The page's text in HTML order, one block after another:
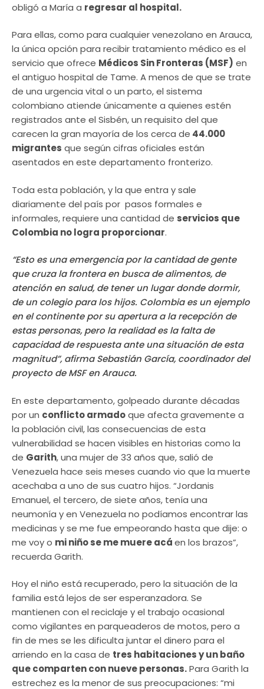
obligó a María a regresar al hospital.
Para ellas, como para cualquier venezolano en Arauca,
la única opción para recibir tratamiento médico es el
servicio que ofrece Médicos Sin Fronteras (MSF) en
el antiguo hospital de Tame. A menos de que se trate
de una urgencia vital o un parto, el sistema
colombiano atiende únicamente a quienes estén
registrados ante el Sisbén, un requisito del que
carecen la gran mayoría de los cerca de 44.000
migrantes que según cifras oficiales están
asentados en este departamento fronterizo.
Toda esta población, y la que entra y sale
diariamente del país por pasos formales e
informales, requiere una cantidad de servicios que
Colombia no logra proporcionar.
“Esto es una emergencia por la cantidad de gente
que cruza la frontera en busca de alimentos, de
atención en salud, de tener un lugar donde dormir,
de un colegio para los hijos. Colombia es un ejemplo
en el continente por su apertura a la recepción de
estas personas, pero la realidad es la falta de
capacidad de respuesta ante una situación de esta
magnitud”, afirma Sebastián García, coordinador del
proyecto de MSF en Arauca.
En este departamento, golpeado durante décadas
por un conflicto armadoque afecta gravemente a
la población civil, las consecuencias de esta
vulnerabilidad se hacen visibles en historias como la
de Garith, una mujer de 33 años que, salió de
Venezuela hace seis meses cuando vio que la muerte
acechaba a uno de sus cuatro hijos. “Jordanis
Emanuel, el tercero, de siete años, tenía una
neumonía y en Venezuela no podíamos encontrar las
medicinas y se me fue empeorando hasta que dije: o
me voy o mi niño se me muere acáen los brazos”,
recuerda Garith.
Hoy el niño está recuperado, pero la situación de la
familia está lejos de ser esperanzadora. Se
mantienen con el reciclaje y el trabajo ocasional
como vigilantes en parqueaderos de motos, pero a
fin de mes se les dificulta juntar el dinero para el
arriendo en la casa de tres habitaciones y un baño
que comparten con nueve personas.Para Garith la
estrechez es la menor de sus preocupaciones: “mi